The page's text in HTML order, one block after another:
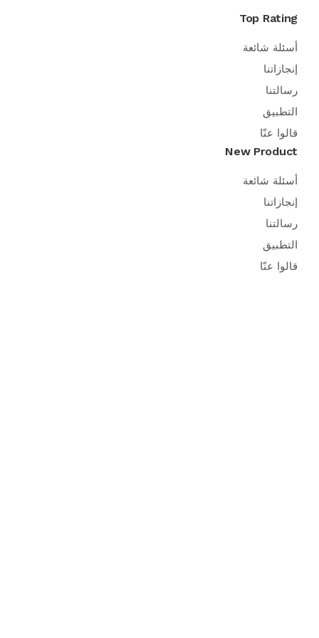
Top Rating
أسئلة شائعة
إنجازاتنا
رسالتنا
التطبيق
قالوا عنّا
New Product
أسئلة شائعة
إنجازاتنا
رسالتنا
التطبيق
قالوا عنّا